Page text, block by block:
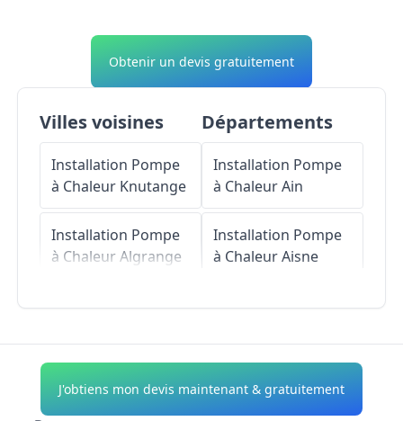
Obtenir un devis gratuitement
Villes voisines
Installation Pompe
à Chaleur Knutange
Installation Pompe
à ChaleurAlgrange
Installation Pompe
à Chaleur
Départements
Installation Pompe
à ChaleurAin
Installation Pompe
à ChaleurAisne
Installation Pompe
à Chaleur Alpes-de-
J'obtiens mon devis maintenant & gratuitement